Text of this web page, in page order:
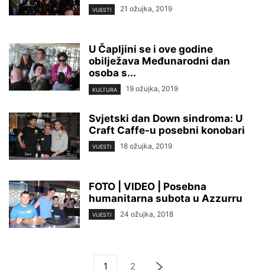
VIJESTI 21 ožujka, 2019
U Čapljini se i ove godine
obilježava Međunarodni dan
osoba s...
KULTURA 19 ožujka, 2019
Svjetski dan Down sindroma: U
Craft Caffe-u posebni konobari
VIJESTI 18 ožujka, 2019
FOTO | VIDEO | Posebna
humanitarna subota u Azzurru
VIJESTI 24 ožujka, 2018
1 2